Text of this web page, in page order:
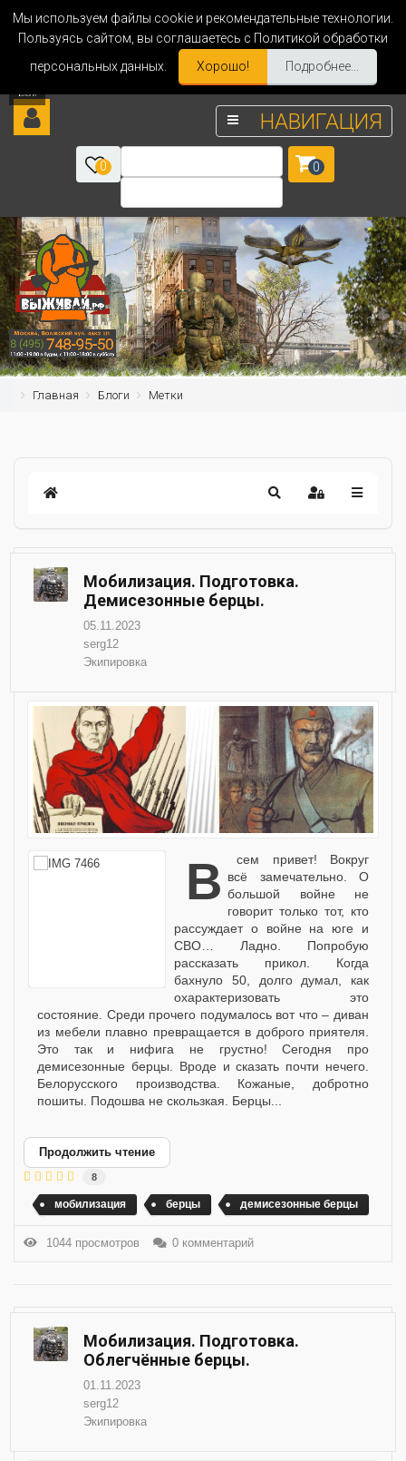
Мы используем файлы cookie и рекомендательные технологии.
Пользуясь сайтом, вы соглашаетесь с Политикой обработки
персональных данных.
Хорошо! Подробнее...
НАВИГАЦИЯ
0 0
Главная Блоги Метки
Мобилизация. Подготовка.
Демисезонные берцы.
05.11.2023
serg12
Экипировка
Всем привет! Вокруг всё замечательно. О
большой войне не
говорит только тот, кто
рассуждает о войне на юге и
СВО… Ладно. Попробую
рассказать прикол. Когда
бахнуло 50, долго думал, как
охарактеризовать это
состояние. Среди прочего подумалось вот что – диван
из мебели плавно превращается в доброго приятеля.
Это так и нифига не грустно! Сегодня про
демисезонные берцы. Вроде и сказать почти нечего.
Белорусского производства. Кожаные, добротно
пошиты. Подошва не скользкая. Берцы...
Продолжить чтение
8
мобилизация берцы демисезонные берцы
1044 просмотров 0 комментарий
Мобилизация. Подготовка.
Облегчённые берцы.
01.11.2023
serg12
Экипировка